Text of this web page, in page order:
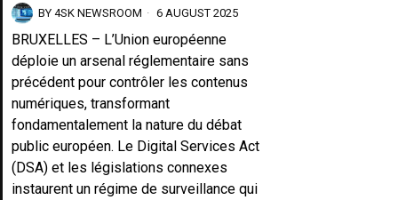
BY 4SK NEWSROOM 6 AUGUST 2025
BRUXELLES – L’Union européenne
déploie un arsenal réglementaire sans
précédent pour contrôler les contenus
numériques, transformant
fondamentalement la nature du débat
public européen. Le Digital Services Act
(DSA) et les législations connexes
instaurent un régime de surveillance qui